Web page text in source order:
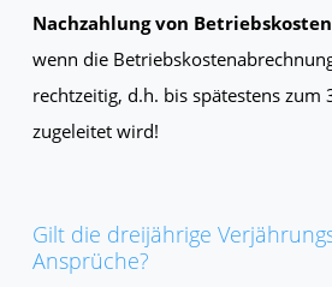
Nachzahlung von
wenn die
rechtzeitig, d.h. bis spätestens zum
zugeleitet wird!
Gilt die dreijährige
Ansprüche?